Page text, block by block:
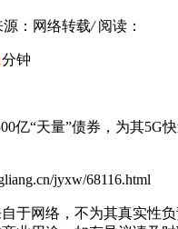
源：网络转载/ 阅读：
分钟
亿“天量”债券，为其5G
jyxw/68116.html
于网络，不为其真实性